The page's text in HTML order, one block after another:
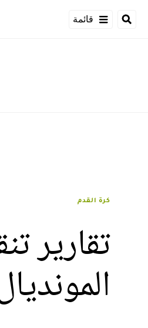
قائمة
كرة القدم
تقارير